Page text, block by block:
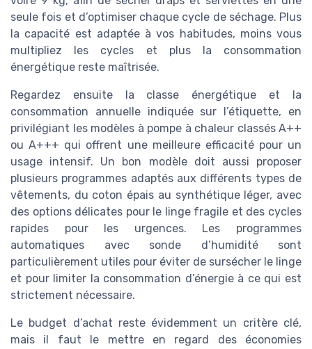
seule fois et d’optimiser chaque cycle de séchage. Plus
la capacité est adaptée à vos habitudes, moins vous
multipliez les cycles et plus la consommation
énergétique reste maîtrisée.
Regardez ensuite la classe énergétique et la
consommation annuelle indiquée sur l’étiquette, en
privilégiant les modèles à pompe à chaleur classés A++
ou A+++ qui offrent une meilleure efficacité pour un
usage intensif. Un bon modèle doit aussi proposer
plusieurs programmes adaptés aux différents types de
vêtements, du coton épais au synthétique léger, avec
des options délicates pour le linge fragile et des cycles
rapides pour les urgences. Les programmes
automatiques avec sonde d’humidité sont
particulièrement utiles pour éviter de sursécher le linge
et pour limiter la consommation d’énergie à ce qui est
strictement nécessaire.
Le budget d’achat reste évidemment un critère clé,
mais il faut le mettre en regard des économies